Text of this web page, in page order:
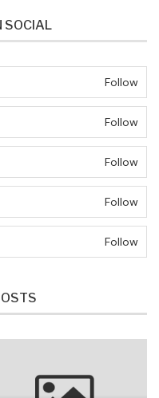
SOCIAL
Follow
Follow
Follow
Follow
Follow